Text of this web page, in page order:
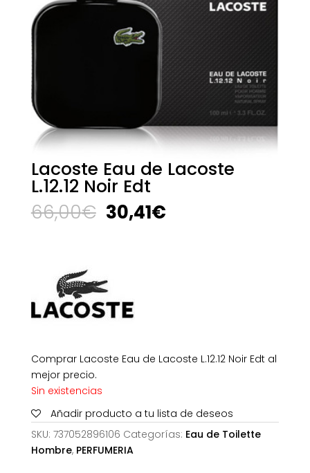
Lacoste Eau de Lacoste
L.12.12 Noir Edt
66,00€ El
precio
66,00€.
30,41€El
Comprar Lacoste Eau de Lacoste L.12.12 Noir Edt al
mejor precio.
Sin existencias
Añadir producto a tu lista de deseos
SKU: 737052896106 Categorías: Eau de Toilette
Hombre, PERFUMERIA